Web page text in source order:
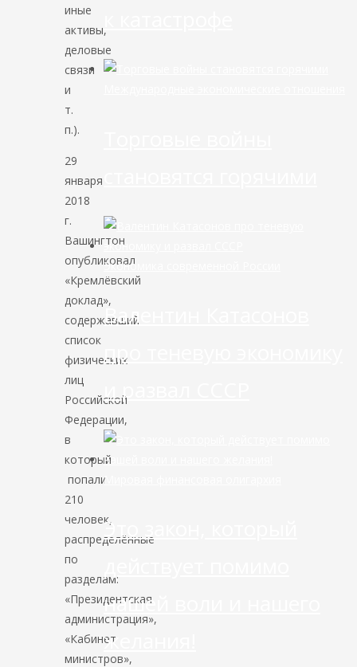
иные
активы,
деловые
связи
и
т.
п.).
29
января
2018
г.
Вашингтон
опубликовал
«Кремлёвский
доклад»,
содержавший
список
физических
лиц
Российской
Федерации,
в
который
попали
210
человек,
распределённые
по
разделам:
«Президентская
администрация»,
«Кабинет
министров»,
Экономика современной России
Валентин Катасонов
про теневую экономику
и развал СССР
Мировая финансовая олигархия
Это закон, который
нашей воли и нашего
желания!